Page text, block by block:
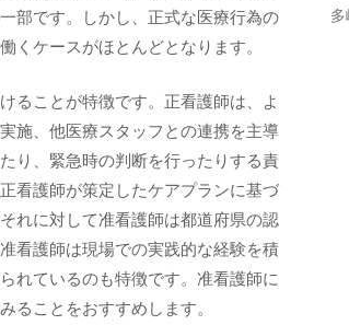
部です。しかし、正式な医療行為の
ケースがほとんどとなります。
ることが特徴です。正看護師は、よ
施、他医療スタッフとの連携を主導
り、緊急時の判断を行ったりする責
看護師が策定したケアプランに基づ
れに対して准看護師は都道府県の認
看護師は現場での実践的な経験を積
れているのも特徴です。准看護師に
ることをおすすめします。